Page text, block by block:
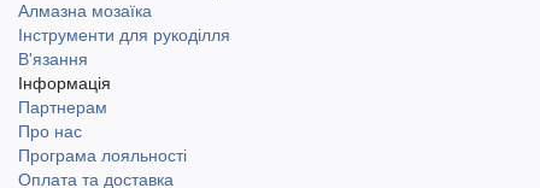
Алмазна мозаїка
Інструменти для рукоділля
В'язання
Інформація
Партнерам
Про нас
Програма лояльності
Оплата та доставка